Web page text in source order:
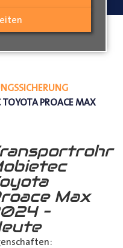
PROACE MAX
Max
–